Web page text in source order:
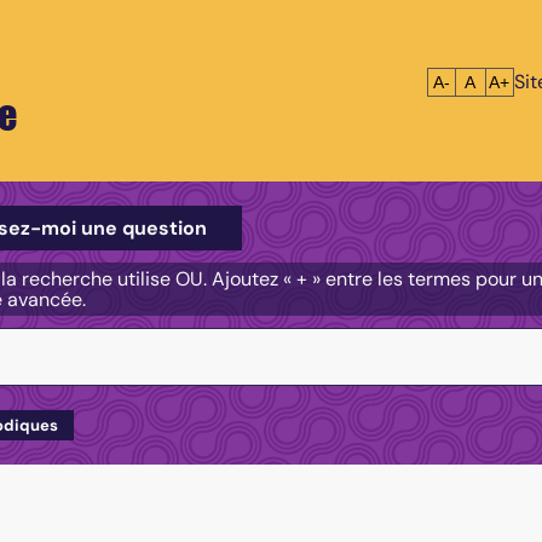
Réduire le
A- A A+
moi une question
recherche utilise OU. Ajoutez « + » entre les termes pour
avancée.